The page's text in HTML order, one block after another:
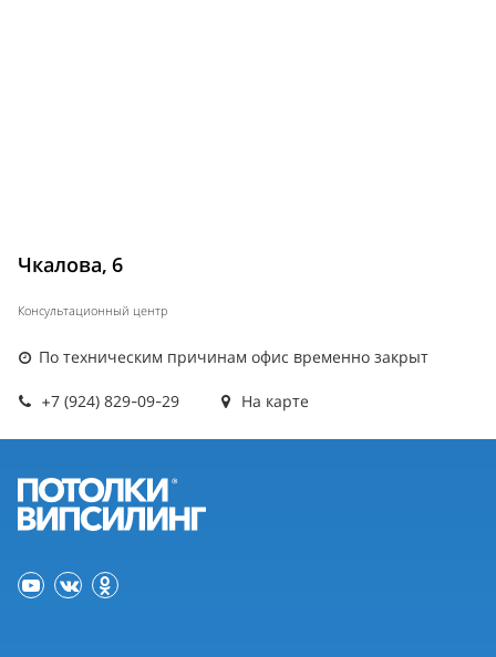
Чкалова, 6
Консультационный центр
По техническим причинам офис временно закрыт
+7 (924) 829-09-29 На карте